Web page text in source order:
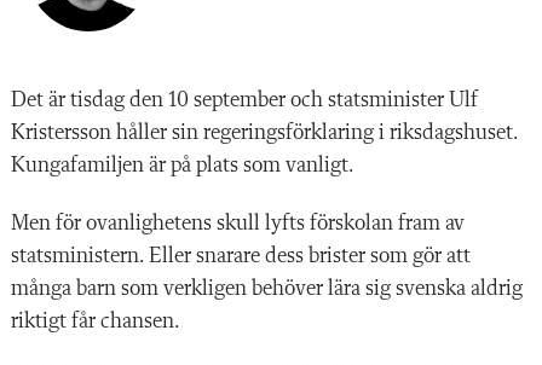
Det är tisdag den 10 september och statsminister Ulf
Kristersson håller sin regeringsförklaring i riksdagshuset.
Kungafamiljen är på plats som vanligt.
Men för ovanlighetens skull lyfts förskolan fram av
statsministern. Eller snarare dess brister som gör att
många barn som verkligen behöver lära sig svenska aldrig
riktigt får chansen.